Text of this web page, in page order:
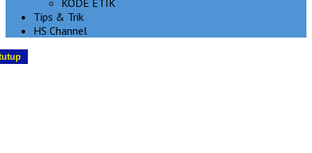
Tips & Trik
HS Channel